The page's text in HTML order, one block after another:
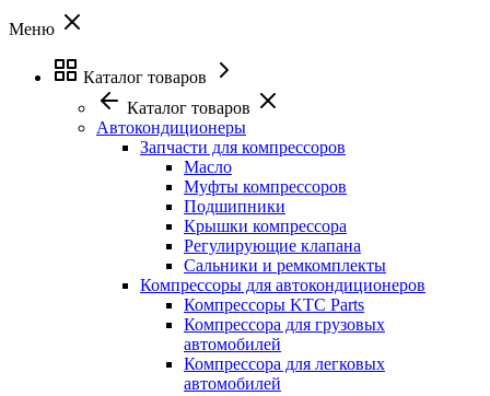
Меню
Каталог товаров
Каталог товаров
Автокондиционеры
Запчасти для компрессоров
Масло
Муфты компрессоров
Подшипники
Крышки компрессора
Регулирующие клапана
Сальники и ремкомплекты
Компрессоры для автокондиционеров
Компрессоры KTC Parts
Компрессора для грузовых
автомобилей
Компрессора для легковых
автомобилей